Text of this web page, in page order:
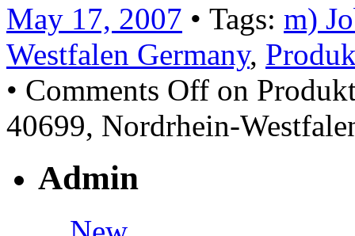
May 17, 2007 • Tags: m)
Westfalen Germany,
• Comments Off on
40699, Nordrhein-
Admin